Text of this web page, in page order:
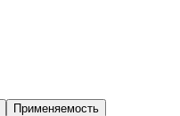
Применяемость